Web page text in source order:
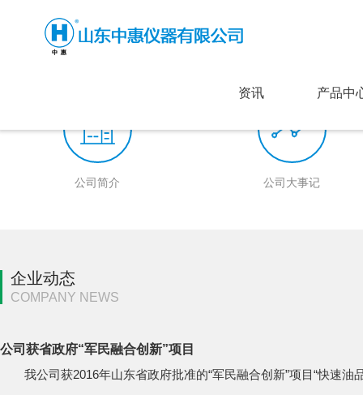
资讯 产品中
公司简介 公司大事记
企业动态
COMPANY NEWS
公司获省政府“军民融合创新”项目
我公司获2016年山东省政府批准的“军民融合创新”项目“快速油